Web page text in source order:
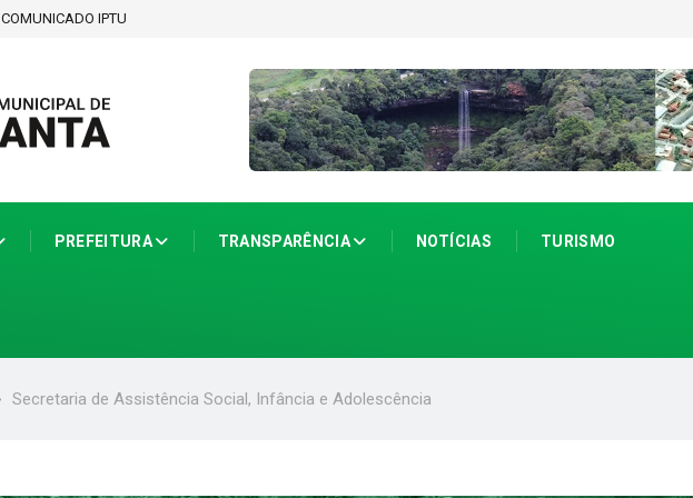
COMUNICADO IPTU
PREFEITURA TRANSPARÊNCIA NOTÍCIAS TURISMO
Secretaria de Assistência Social, Infância e Adolescência